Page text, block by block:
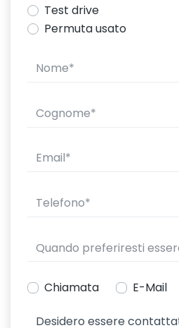
Test drive
Permuta usato
Chiamata E-Mail